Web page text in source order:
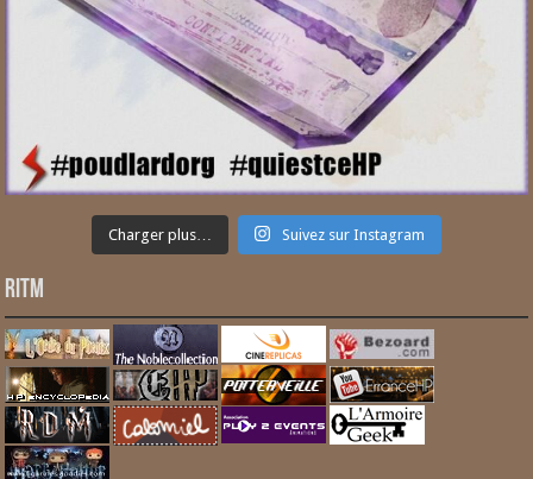
Charger plus… Suivez sur Instagram
RITM